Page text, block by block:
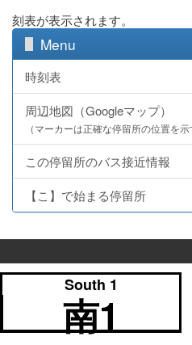
刻表が表示されます。
Menu
時刻表
周辺地図（Googleマップ）
（マーカーは正確な停留所の位置を
この停留所のバス接近情報
【こ】で始まる停留所
の South 1
南1